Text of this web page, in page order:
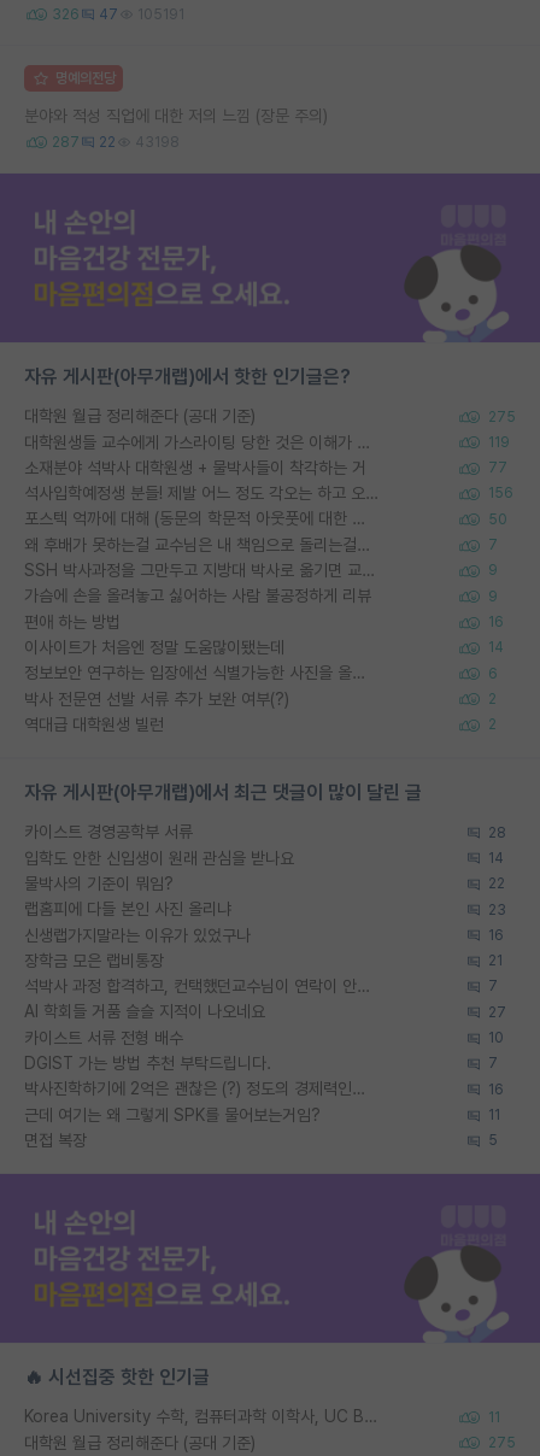
326 47 105191
명예의전당
분야와 적성 직업에 대한 저의 느낌 (장문 주의)
287 22 43198
자유 게시판(아무개랩)에서 핫한 인기글은?
대학원 월급 정리해준다 (공대 기준) 275
대학원생들 교수에게 가스라이팅 당한 것은 이해가 갑니다. 안타깝네요. 119
소재분야 석박사 대학원생 + 물박사들이 착각하는 거 77
석사입학예정생 분들! 제발 어느 정도 각오는 하고 오세요. 156
포스텍 억까에 대해 (동문의 학문적 아웃풋에 대한 반박) 50
왜 후배가 못하는걸 교수님은 내 책임으로 돌리는걸까요? 7
SSH 박사과정을 그만두고 지방대 박사로 옮기면 교수의 꿈은 끝일까요? 9
가슴에 손을 올려놓고 싫어하는 사람 불공정하게 리뷰 9
편애 하는 방법 16
이사이트가 처음엔 정말 도움많이됐는데 14
정보보안 연구하는 입장에선 식별가능한 사진을 올리는건 비추이긴함 6
박사 전문연 선발 서류 추가 보완 여부(?) 2
역대급 대학원생 빌런 2
자유 게시판(아무개랩)에서 최근 댓글이 많이 달린 글
카이스트 경영공학부 서류 28
입학도 안한 신입생이 원래 관심을 받나요 14
물박사의 기준이 뭐임? 22
랩홈피에 다들 본인 사진 올리냐 23
신생랩가지말라는 이유가 있었구나 16
장학금 모은 랩비통장 21
석박사 과정 합격하고, 컨택했던교수님이 연락이 안됩니다... 7
AI 학회들 거품 슬슬 지적이 나오네요 27
카이스트 서류 전형 배수 10
DGIST 가는 방법 추천 부탁드립니다. 7
박사진학하기에 2억은 괜찮은 (?) 정도의 경제력인가요 16
근데 여기는 왜 그렇게 SPK를 물어보는거임? 11
면접 복장 5
🔥 시선집중 핫한 인기글
Korea University 수학, 컴퓨터과학 이학사, UC Berkeley 산업공학 대학원 공학박사가 되는 것은 쉽지 않겠죠? 11
대학원 월급 정리해준다 (공대 기준) 275